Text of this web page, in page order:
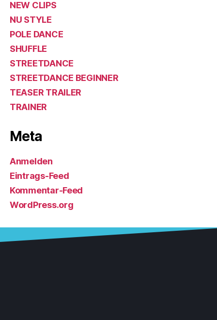
NEW CLIPS
NU STYLE
POLE DANCE
SHUFFLE
STREETDANCE
STREETDANCE BEGINNER
TEASER TRAILER
TRAINER
Meta
Anmelden
Eintrags-Feed
Kommentar-Feed
WordPress.org